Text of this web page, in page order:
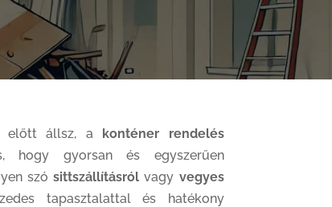
előtt állsz, a konténer rendelés
hogy gyorsan és egyszerűen
szósittszállításról vagy vegyes
tapasztalattal és hatékony